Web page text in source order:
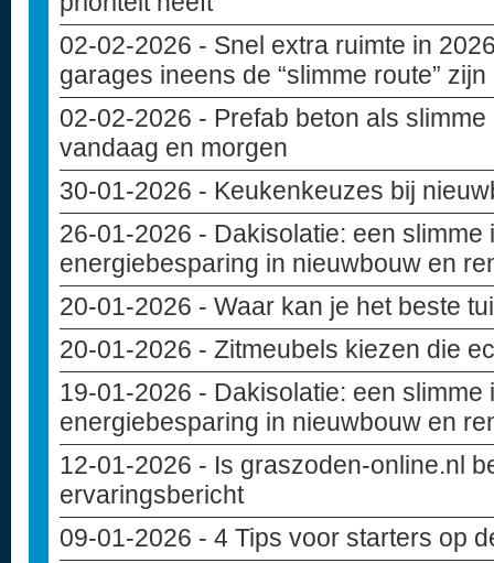
02-02-2026 - Snel extra ruimte in
garages ineens de “slimme route” zijn
02-02-2026 - Prefab beton als
vandaag en morgen
30-01-2026 - Keukenkeuzes bij
26-01-2026 - Dakisolatie: een
energiebesparing in nieuwbouw en
20-01-2026 - Waar kan je het beste
20-01-2026 - Zitmeubels kiezen die
19-01-2026 - Dakisolatie: een
energiebesparing in nieuwbouw en
12-01-2026 - Is graszoden-online.nl
ervaringsbericht
09-01-2026 - 4 Tips voor starters op